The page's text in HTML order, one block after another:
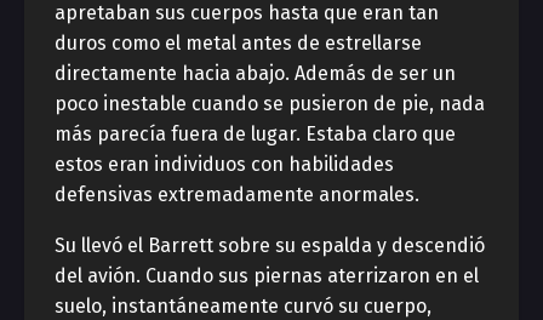
apretaban sus cuerpos hasta que eran tan
duros como el metal antes de estrellarse
directamente hacia abajo. Además de ser un
poco inestable cuando se pusieron de pie, nada
más parecía fuera de lugar. Estaba claro que
estos eran individuos con habilidades
defensivas extremadamente anormales.
Su llevó el Barrett sobre su espalda y descendió
del avión. Cuando sus piernas aterrizaron en el
suelo, instantáneamente curvó su cuerpo,